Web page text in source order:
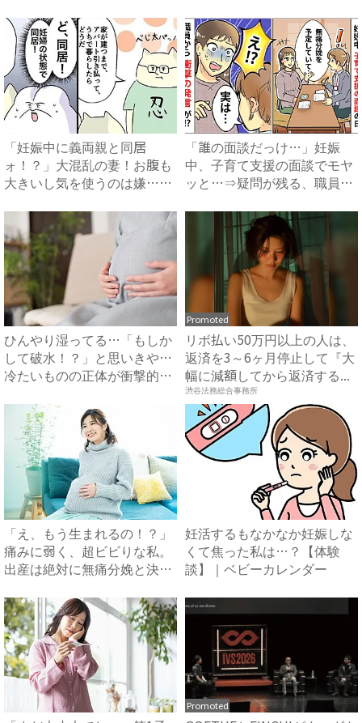
「妊娠中に義両親と同居
ォ！？」大混乱の妻！お腹も
大きいし気を使うのは嫌…⇒
「誰の面談だっけ…」妊娠
中、子育て支援の面談でモヤ
ッと…⇒疑問が残る、職員の
ひんやり湿ってる…「もしか
して破水！？」と思いきや…
冷たいものの正体が衝撃的す
Promoted
リボ払い50万円以上の人は、
返済を3～6ヶ月停止して『大
幅に減額してから返済する...
渋谷法務総合事務所
「え、もう生まれるの！？」
痛みに弱く、超ビビりな私。
出産は絶対に無痛分娩と決め
妊活するもなかなか妊娠しな
くて焦った私は…？【体験
談】｜ベビーカレンダー
Promoted